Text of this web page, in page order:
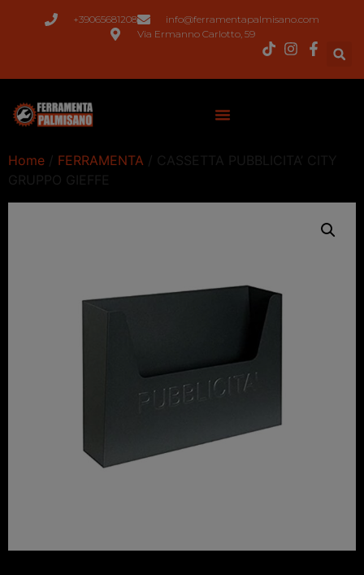
+39065681208
info@ferramentapalmisano.com
Via Ermanno Carlotto, 59
Home / FERRAMENTA / CASSETTA PUBBLICITA’ CITY
GRUPPO GIEFFE